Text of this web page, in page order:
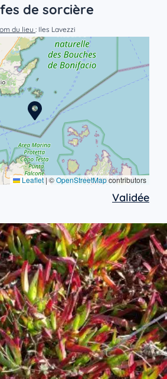
de sorcière
du lieu : Iles Lavezzi
Leaflet | ©OpenStreetMapcontributors
Validée